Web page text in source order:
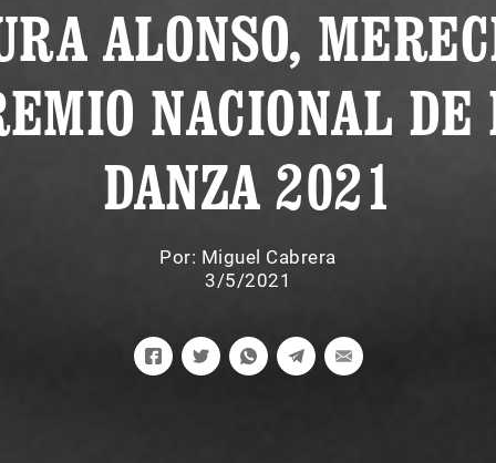
ALONSO,
NACIONAL DE
DANZA 2021
Por: Miguel Cabrera
3/5/2021